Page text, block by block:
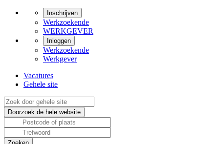
Inschrijven
Werkzoekende
WERKGEVER
Inloggen
Werkzoekende
Werkgever
Vacatures
Gehele site